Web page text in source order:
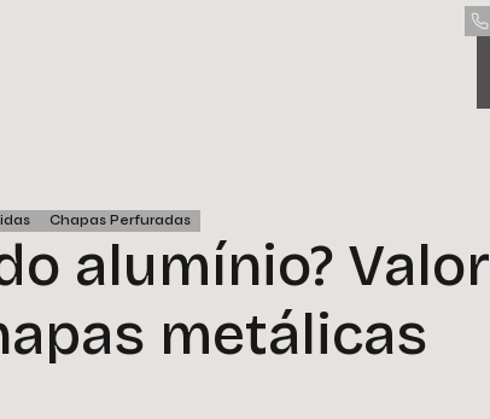
Chapas Perfuradas
alumínio? Valor
metálicas